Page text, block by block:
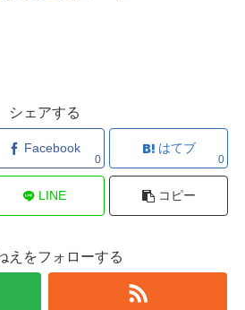
シェアする
Facebook
0
はてブ
0
LINE コピー
えをフォローする